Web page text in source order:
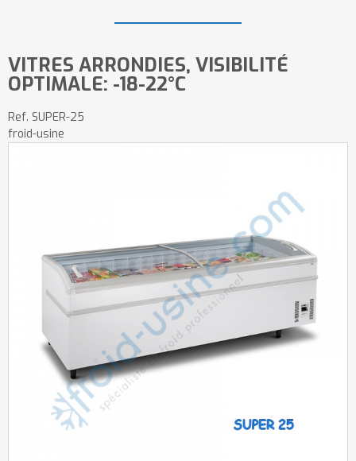
VITRES ARRONDIES, VISIBILITÉ
OPTIMALE: -18-22°C
Ref. SUPER-25
froid-usine